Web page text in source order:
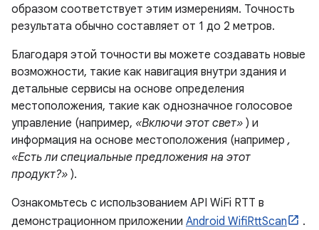
образом соответствует этим измерениям. Точность
результата обычно составляет от 1 до 2 метров.
Благодаря этой точности вы можете создавать новые
возможности, такие как навигация внутри здания и
детальные сервисы на основе определения
местоположения, такие как однозначное голосовое
управление (например, «Включи этот свет» ) и
информация на основе местоположения (например,
«Есть ли специальные предложения на этот
продукт?» ).
Ознакомьтесь с использованием API WiFi RTT в
демонстрационном приложении Android WifiRttScan
.